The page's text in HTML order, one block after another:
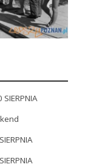
SIERPNIA